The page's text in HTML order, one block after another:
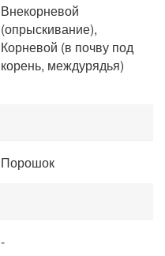
Внекорневой
(опрыскивание),
Корневой (в почву под
корень, междурядья)
Порошок
-